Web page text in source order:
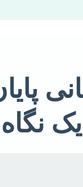
نگاه